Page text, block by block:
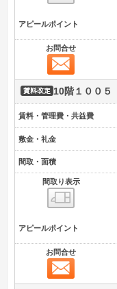
アピールポイント
お問合せ
賃料改定
10階１００５
賃料・管理費・共益費
敷金・礼金
間取・面積
間取り表示
アピールポイント
お問合せ